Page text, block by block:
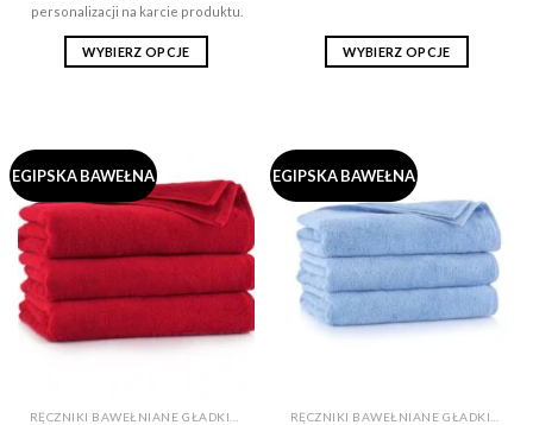
do
personalizacji na karcie produktu.
WYBIERZ OPCJE
wiele
wariantów.
Opcje
można
wybrać
stronie
produktu
WYBIERZ OPCJE
wiele
wariantów.
Opcje
można
wybrać
na
produktu
EGIPSKA BAWEŁNA EGIPSKA BAWEŁNA